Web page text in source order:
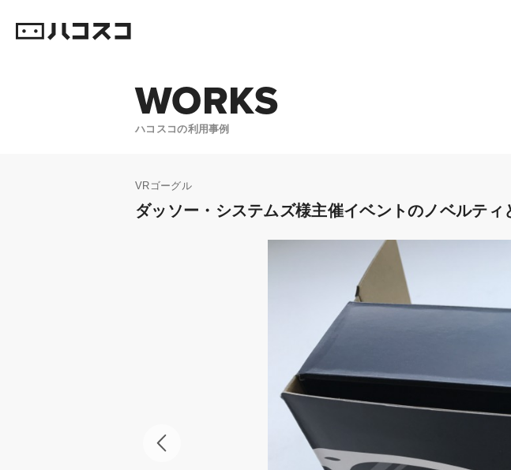
WORKS
ハコスコの利用事例
VRゴーグル
ダッソー・システムズ様主催イベントのノベルテ